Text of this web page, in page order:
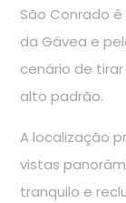
São Conrado
da Gávea e
cenário de
alto padrão.
A localização
vistas
tranquilo e